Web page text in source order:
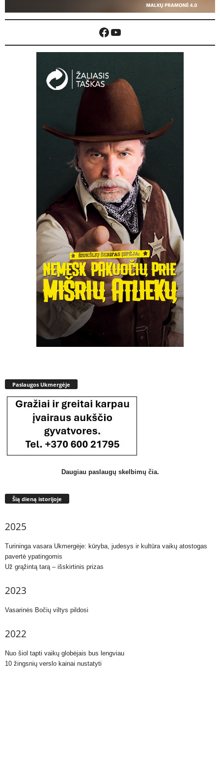
Facebook
YouTube
Paslaugos Ukmergėje
Daugiau paslaugų skelbimų čia.
Šią dieną istorijoje
2025
Turininga vasara Ukmergėje: kūryba, judesys ir kultūra vaikų atostogas
pavertė ypatingomis
Už grąžintą tarą – išskirtinis prizas
2023
Vasarinės Bočių viltys pildosi
2022
Nuo šiol tapti vaikų globėjais bus lengviau
10 žingsnių verslo kainai nustatyti